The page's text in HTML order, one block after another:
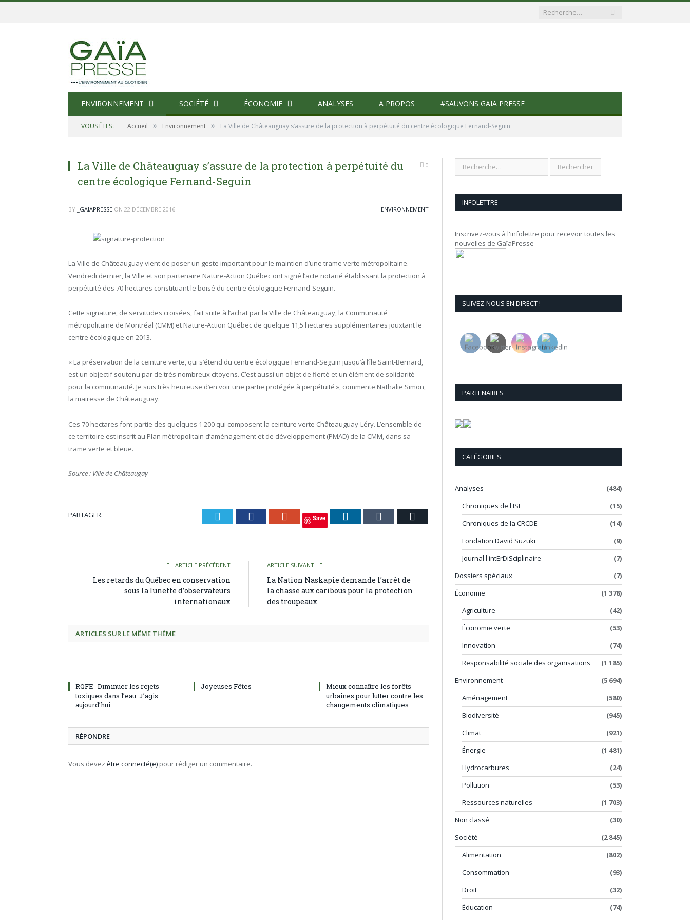
ENVIRONNEMENT SOCIÉTÉ ÉCONOMIE ANALYSES A PROPOS #SAUVONS GAÏA PRESSE
VOUS ÊTES : Accueil » Environnement » La Ville de Châteauguay s’assure de la protection à perpétuité du centre écologique Fernand-Seguin
La Ville de Châteauguay s’assure de la protection à perpétuité du
centre écologique Fernand-Seguin
0
BY _GAIAPRESSE ON 22 DÉCEMBRE 2016 ENVIRONNEMENT
La Ville de Châteauguay vient de poser un geste important pour le maintien d’une trame verte métropolitaine.
Vendredi dernier, la Ville et son partenaire Nature-Action Québec ont signé l’acte notarié établissant la protection à
perpétuité des 70 hectares constituant le boisé du centre écologique Fernand-Seguin.
Cette signature, de servitudes croisées, fait suite à l’achat par la Ville de Châteauguay, la Communauté
métropolitaine de Montréal (CMM) et Nature-Action Québec de quelque 11,5 hectares supplémentaires jouxtant le
centre écologique en 2013.
« La préservation de la ceinture verte, qui s’étend du centre écologique Fernand-Seguin jusqu’à l’île Saint-Bernard,
est un objectif soutenu par de très nombreux citoyens. C’est aussi un objet de fierté et un élément de solidarité
pour la communauté. Je suis très heureuse d’en voir une partie protégée à perpétuité », commente Nathalie Simon,
la mairesse de Châteauguay.
Ces 70 hectares font partie des quelques 1 200 qui composent la ceinture verte Châteauguay-Léry. L’ensemble de
ce territoire est inscrit au Plan métropolitain d’aménagement et de développement (PMAD) de la CMM, dans sa
trame verte et bleue.
Source : Ville de Châteaugay
PARTAGER. Twitter Facebook Google+
Save LinkedIn Tumblr
ARTICLE PRÉCÉDENT
Les retards du Québec en conservation
sous la lunette d’observateurs
internationaux
ARTICLE SUIVANT
La Nation Naskapie demande l’arrêt de
la chasse aux caribous pour la protection
des troupeaux
ARTICLES SUR LE MÊME THÈME
RQFE- Diminuer les rejets
toxiques dans l’eau: J’agis
aujourd’hui
Joyeuses Fêtes
Mieux connaître les forêts
urbaines pour lutter contre les
changements climatiques
RÉPONDRE
Vous devez être connecté(e) pour rédiger un commentaire.
INFOLETTRE
Inscrivez-vous à l'infolettre pour recevoir toutes les
nouvelles de GaïaPresse
SUIVEZ-NOUS EN DIRECT !
PARTENAIRES
CATÉGORIES
Analyses
(484)
Chroniques de l'ISE
(15)
Chroniques de la CRCDE
(14)
Fondation David Suzuki
(9)
Journal l'intErDiSciplinaire
(7)
Dossiers spéciaux
(7)
Économie
(1 378)
Agriculture
(42)
Économie verte
(53)
Innovation
(74)
Responsabilité sociale des organisations
(1 185)
Environnement
(5 694)
Aménagement
(580)
Biodiversité
(945)
Climat
(921)
Énergie
(1 481)
Hydrocarbures
(24)
Pollution
(53)
Ressources naturelles
(1 703)
Non classé
(30)
Société
(2 845)
Alimentation
(802)
Consommation
(93)
Droit
(32)
Éducation
(74)